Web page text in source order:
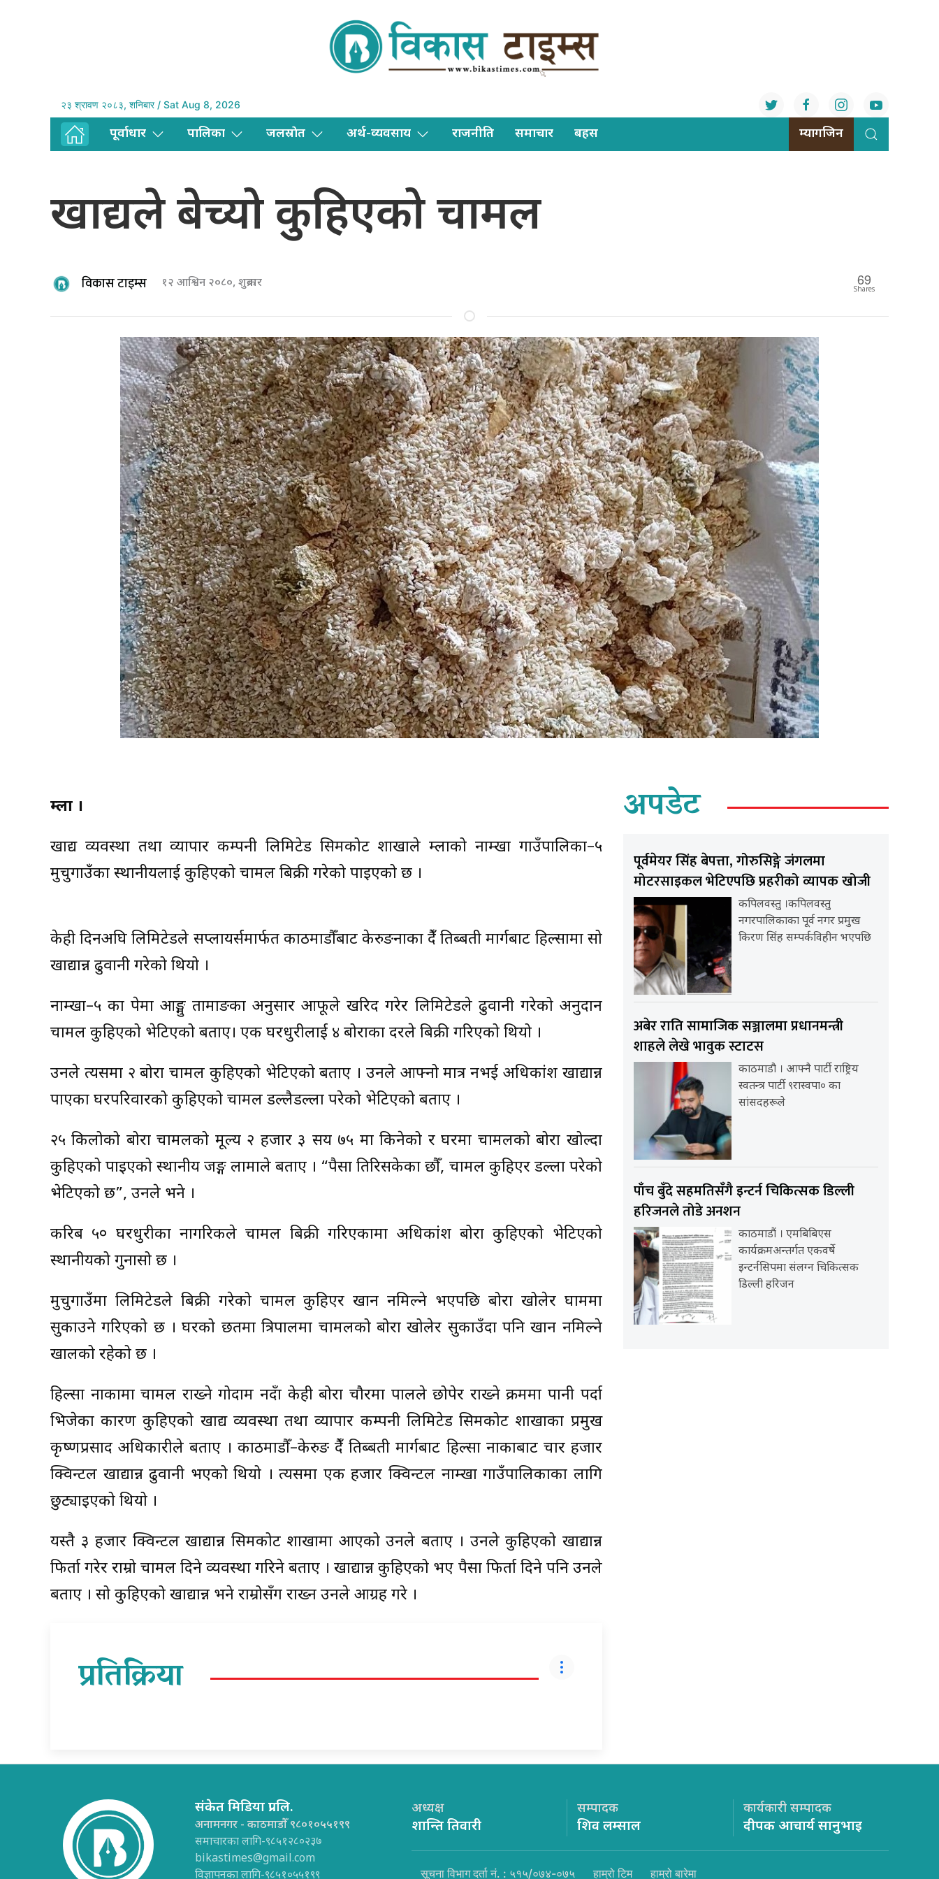
२३ श्रावण २०८३, शनिबार / Sat Aug 8, 2026
पूर्वाधार पालिका जलस्राेत अर्थ-व्यवसाय राजनीति समाचार बहस म्यागजिन
खाद्यले बेच्यो कुहिएको चामल
विकास टाइम्स १२ आश्विन २०८०, शुक्रबार 69
Shares
हुम्ला ।
खाद्य व्यवस्था तथा व्यापार कम्पनी लिमिटेड सिमकोट शाखाले हुम्लाको नाम्खा गाउँपालिका–५
मुचुगाउँका स्थानीयलाई कुहिएको चामल बिक्री गरेको पाइएको छ ।
केही दिनअघि लिमिटेडले सप्लायर्समार्फत काठमाडौँबाट केरुङनाका हुँदै तिब्बती मार्गबाट हिल्सामा सो
खाद्यान्न ढुवानी गरेको थियो ।
नाम्खा–५ का पेमा आङ्मु तामाङका अनुसार आफूले खरिद गरेर लिमिटेडले ढुवानी गरेको अनुदान
चामल कुहिएको भेटिएको बताए। एक घरधुरीलाई ४ बोराका दरले बिक्री गरिएको थियो ।
उनले त्यसमा २ बोरा चामल कुहिएको भेटिएको बताए । उनले आफ्नो मात्र नभई अधिकांश खाद्यान्न
पाएका घरपरिवारको कुहिएको चामल डल्लैडल्ला परेको भेटिएको बताए ।
२५ किलोको बोरा चामलको मूल्य २ हजार ३ सय ७५ मा किनेको र घरमा चामलको बोरा खोल्दा
कुहिएको पाइएको स्थानीय जङ्ग लामाले बताए । “पैसा तिरिसकेका छौँ, चामल कुहिएर डल्ला परेको
भेटिएको छ”, उनले भने ।
करिब ५० घरधुरीका नागरिकले चामल बिक्री गरिएकामा अधिकांश बोरा कुहिएको भेटिएको
स्थानीयको गुनासो छ ।
मुचुगाउँमा लिमिटेडले बिक्री गरेको चामल कुहिएर खान नमिल्ने भएपछि बोरा खोलेर घाममा
सुकाउने गरिएको छ । घरको छतमा त्रिपालमा चामलको बोरा खोलेर सुकाउँदा पनि खान नमिल्ने
खालको रहेको छ ।
हिल्सा नाकामा चामल राख्ने गोदाम नहुँदा केही बोरा चौरमा पालले छोपेर राख्ने क्रममा पानी पर्दा
भिजेका कारण कुहिएको खाद्य व्यवस्था तथा व्यापार कम्पनी लिमिटेड सिमकोट शाखाका प्रमुख
कृष्णप्रसाद अधिकारीले बताए । काठमाडौँ–केरुङ हुँदै तिब्बती मार्गबाट हिल्सा नाकाबाट चार हजार
क्विन्टल खाद्यान्न ढुवानी भएको थियो । त्यसमा एक हजार क्विन्टल नाम्खा गाउँपालिकाका लागि
छुट्याइएको थियो ।
यस्तै ३ हजार क्विन्टल खाद्यान्न सिमकोट शाखामा आएको उनले बताए । उनले कुहिएको खाद्यान्न
फिर्ता गरेर राम्रो चामल दिने व्यवस्था गरिने बताए । खाद्यान्न कुहिएको भए पैसा फिर्ता दिने पनि उनले
बताए । सो कुहिएको खाद्यान्न भने राम्रोसँग राख्न उनले आग्रह गरे ।
प्रतिक्रिया
अपडेट
पूर्वमेयर सिंह बेपत्ता, गोरुसिङ्गे जंगलमा
मोटरसाइकल भेटिएपछि प्रहरीको व्यापक खोजी
कपिलवस्तु ।कपिलवस्तु
नगरपालिकाका पूर्व नगर प्रमुख
किरण सिंह सम्पर्कविहीन भएपछि
अबेर राति सामाजिक सञ्जालमा प्रधानमन्त्री
शाहले लेखे भावुक स्टाटस
काठमाडौ । आफ्नै पार्टी राष्ट्रिय
स्वतन्त्र पार्टी ९रास्वपा० का
सांसदहरूले
पाँच बुँदे सहमतिसँगै इन्टर्न चिकित्सक डिल्ली
हरिजनले तोडे अनशन
काठमाडौं । एमबिबिएस
कार्यक्रमअन्तर्गत एकवर्षे
इन्टर्नसिपमा संलग्न चिकित्सक
डिल्ली हरिजन
संकेत मिडिया प्रा.लि.
अनामनगर - काठमाडौँ ९८०१०५५१९९
समाचारका लागि-९८५१२८०२३७
bikastimes@gmail.com
विज्ञापनका लागि-९८५१०५५१९९
अध्यक्ष
शान्ति तिवारी
सम्पादक
शिव लम्साल
कार्यकारी सम्पादक
दीपक आचार्य सानुभाइ
सूचना विभाग दर्ता नं. : ५१५/०७४-०७५ हाम्रो टिम हाम्रो बारेमा